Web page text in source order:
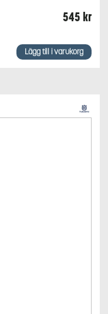
545 kr
Lägg till i varukorg